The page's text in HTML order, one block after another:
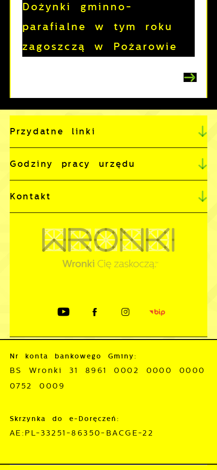
Dożynki gminno-
parafialne w tym roku
zagoszczą w Pożarowie
Przydatne linki
Godziny pracy urzędu
Kontakt
Nr konta bankowego Gminy:
BS Wronki 31 8961 0002 0000 0000
0752 0009
Skrzynka do e-Doręczeń:
AE:PL-33251-86350-BACGE-22